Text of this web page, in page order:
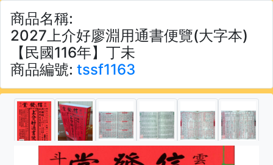
商品名稱:
2027上介好廖淵用通書便覽(大字本)
【民國116年】丁未
商品編號: tssf1163